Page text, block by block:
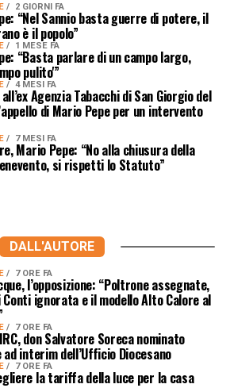
2 GIORNI FA
“Nel Sannio basta guerre di potere, il
è il popolo”
1 MESE FA
“Basta parlare di un campo largo,
pulito'”
4 MESI FA
all’ex Agenzia Tabacchi di San Giorgio del
di Mario Pepe per un intervento
7 MESI FA
Mario Pepe: “No alla chiusura della
si rispetti lo Statuto”
DALL'AUTORE
7 ORE FA
l’opposizione: “Poltrone assegnate,
ignorata e il modello Alto Calore al
7 ORE FA
don Salvatore Soreca nominato
interim dell’Ufficio Diocesano
7 ORE FA
la tariffa della luce per la casa